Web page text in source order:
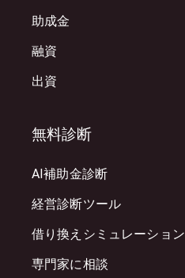
助成金
融資
出資
無料診断
AI補助金診断
経営診断ツール
借り換えシミュレーション
専門家に相談